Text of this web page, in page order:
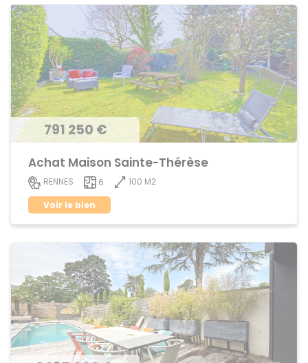
791 250 €
Achat Maison Sainte-Thérèse
RENNES 6
100 M2
Voir le bien